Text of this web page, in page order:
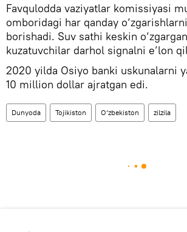
Favqulodda vaziyatlar komissiyasi
omboridagi har qanday
borishadi. Suv sathi keskin
kuzatuvchilar darhol signalni e’lon
2020 yilda Osiyo banki uskunalarni
10 million dollar ajratgan edi.
Dunyoda Tojikiston O‘zbekiston zilzila